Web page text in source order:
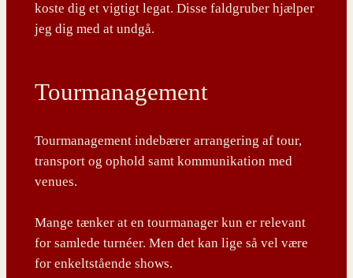
koste dig et vigtigt legat. Disse faldgruber hjælper
jeg dig med at undgå.
Tourmanagement
Tourmanagement indebærer arrangering af tour,
transport og ophold samt kommunikation med
venues.
Mange tænker at en tourmanager kun er relevant
for samlede turnéer. Men det kan lige så vel være
for enkeltstående shows.